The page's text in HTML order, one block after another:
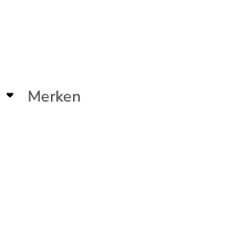
Merken